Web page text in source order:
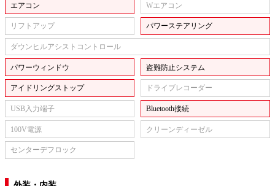
エアコン Wエアコン
リフトアップ パワーステアリング
ダウンヒルアシストコントロール
パワーウィンドウ 盗難防止システム
アイドリングストップ ドライブレコーダー
USB入力端子 Bluetooth接続
100V電源 クリーンディーゼル
センターデフロック